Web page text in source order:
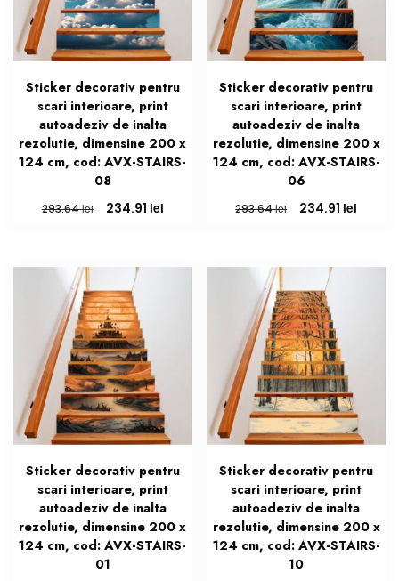
Sticker decorativ pentru
scari interioare, print
autoadeziv de inalta
rezolutie, dimensine 200 x
124 cm, cod: AVX-STAIRS-
08
293.64lei
Prețul
293.64 lei.
234.91 leiPrețul
Sticker decorativ pentru
scari interioare, print
autoadeziv de inalta
rezolutie, dimensine 200 x
124 cm, cod: AVX-STAIRS-
06
293.64lei
Prețul
293.64 lei.
234.91 lei
Sticker decorativ pentru
scari interioare, print
autoadeziv de inalta
rezolutie, dimensine 200 x
124 cm, cod: AVX-STAIRS-
01
Sticker decorativ pentru
scari interioare, print
autoadeziv de inalta
rezolutie, dimensine 200 x
124 cm, cod: AVX-STAIRS-
10